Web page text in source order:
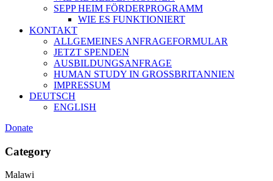
SEPP HEIM FÖRDERPROGRAMM
WIE ES FUNKTIONIERT
KONTAKT
ALLGEMEINES ANFRAGEFORMULAR
JETZT SPENDEN
AUSBILDUNGSANFRAGE
HUMAN STUDY IN GROSSBRITANNIEN
IMPRESSUM
DEUTSCH
ENGLISH
Donate
Category
Malawi